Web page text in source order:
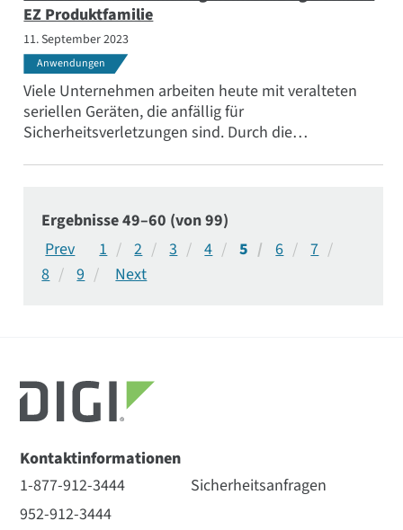
Multimedia-Funktionen benötigen.
EZ Produktfamilie
11. September 2023
Anwendungen
Viele Unternehmen arbeiten heute mit veralteten
seriellen Geräten, die anfällig für
Sicherheitsverletzungen sind. Durch die
Ergebnisse 49–60 (von 99)
1
2 3 4 5 6
7
8
9
Kontaktinformationen
1-877-912-3444
952-912-3444
Sicherheitsanfragen